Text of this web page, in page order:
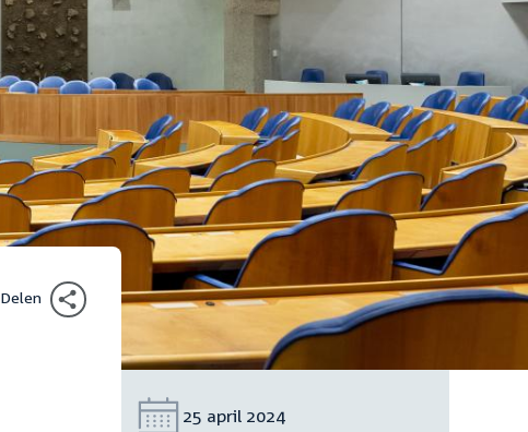
Delen
Datum:
25 april 2024